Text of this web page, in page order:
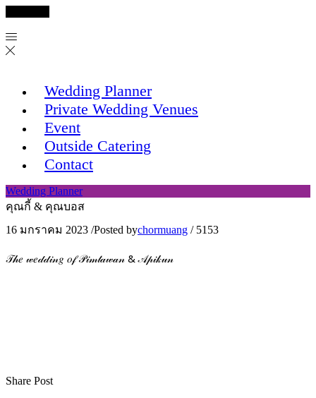
Wedding Planner
Private Wedding Venues
Event
Outside Catering
Contact
Wedding Planner
คุณกี้ & คุณบอส
16 มกราคม 2023 /Posted bychormuang / 5153
𝒯𝒽𝑒 𝓌𝑒𝒹𝒹𝒾𝓃𝑔 𝑜𝒻 𝒫𝒾𝓂𝓉𝒶𝓌𝒶𝓃 & 𝒜𝓅𝒾𝓀𝓊𝓃
Share Post